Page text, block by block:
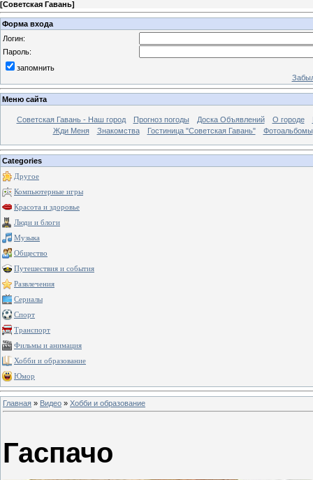
[Советская Гавань]
Форма входа
Логин:
Пароль:
запомнить
Меню сайта
Советская Гавань - Наш город Прогноз погоды Доска Объявлений О городе
Жди Меня
Знакомства Гостиница "Советская Гавань" Фотоальбомы
Categories
Другое
Компьютерные игры
Красота и здоровье
Люди и блоги
Музыка
Общество
Путешествия и события
Развлечения
Сериалы
Спорт
Транспорт
Фильмы и анимация
Хобби и образование
Юмор
Главная » Видео » Хобби и образование
Гаспачо